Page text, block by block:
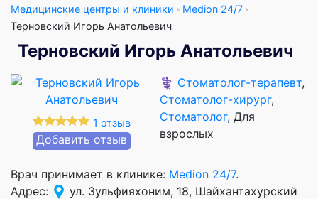
Медицинские центры и клиники
Medion 24/7
Терновский Игорь Анатольевич
Терновский Игорь Анатольевич
1 отзыв
Добавить отзыв
⚕️ Стоматолог-терапевт,
Стоматолог-хирург,
Стоматолог, Для
взрослых
Врач принимает в клинике: Medion 24/7.
Адрес:
ул. Зульфияхоним, 18, Шайхантахурский